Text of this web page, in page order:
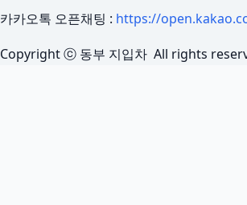
카카오톡 오픈채팅 : https://
Copyright ⓒ 동부 지입차 All rights